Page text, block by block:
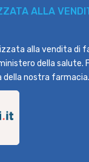
ALLA
alla vendita di
della salute.
nostra farmacia.